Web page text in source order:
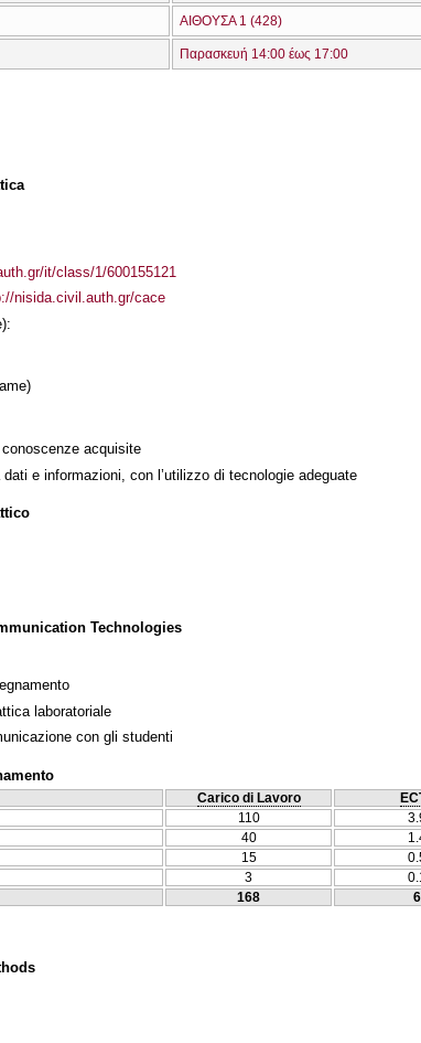
ΑΙΘΟΥΣΑ 1 (428)
Παρασκευή 14:00 έως 17:00
it/class/1/600155121
nisida.civil.auth.gr/cace
acquisite
e informazioni, con l’utilizzo di tecnologie adeguate
Technologies
laboratoriale
con gli studenti
Carico di Lavoro
110
40
15
3
168 6